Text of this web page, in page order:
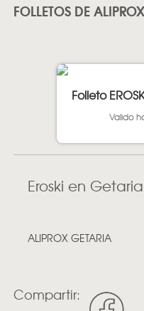
FOLLETOS DE
Folleto
Valido
Eroski en
ALIPROX GETARIA
Compartir: